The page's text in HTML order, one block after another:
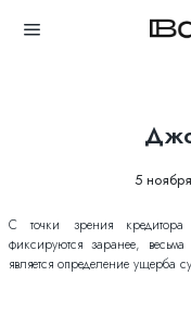
5
С точки зрения
фиксируются заранее,
является определение ущерба